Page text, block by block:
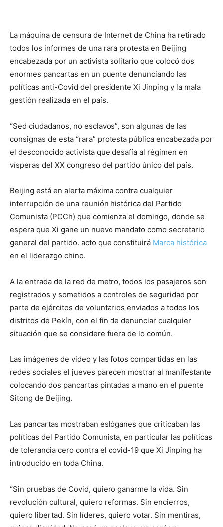
La máquina de censura de Internet de China ha retirado
todos los informes de una rara protesta en Beijing
encabezada por un activista solitario que colocó dos
enormes pancartas en un puente denunciando las
políticas anti-Covid del presidente Xi Jinping y la mala
gestión realizada en el país. .
“Sed ciudadanos, no esclavos”, son algunas de las
consignas de esta “rara” protesta pública encabezada por
el desconocido activista que desafía al régimen en
vísperas del XX congreso del partido único del país.
Beijing está en alerta máxima contra cualquier
interrupción de una reunión histórica del Partido
Comunista (PCCh) que comienza el domingo, donde se
espera que Xi gane un nuevo mandato como secretario
general del partido. acto que constituirá Marca histórica
en el liderazgo chino.
A la entrada de la red de metro, todos los pasajeros son
registrados y sometidos a controles de seguridad por
parte de ejércitos de voluntarios enviados a todos los
distritos de Pekín, con el fin de denunciar cualquier
situación que se considere fuera de lo común.
Las imágenes de video y las fotos compartidas en las
redes sociales el jueves parecen mostrar al manifestante
colocando dos pancartas pintadas a mano en el puente
Sitong de Beijing.
Las pancartas mostraban eslóganes que criticaban las
políticas del Partido Comunista, en particular las políticas
de tolerancia cero contra el covid-19 que Xi Jinping ha
introducido en toda China.
“Sin pruebas de Covid, quiero ganarme la vida. Sin
revolución cultural, quiero reformas. Sin encierros,
quiero libertad. Sin líderes, quiero votar. Sin mentiras,